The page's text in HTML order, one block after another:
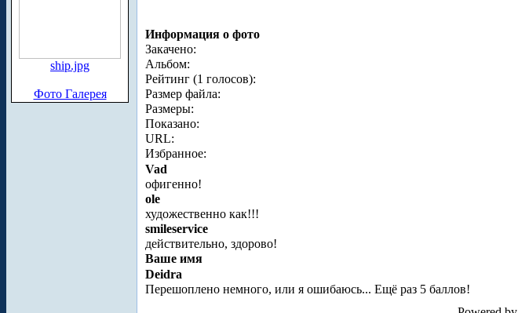
ship.jpg
Фото Галерея
Информация о фото
Закачено:
Альбом:
Рейтинг (1 голосов):
Размер файла:
Размеры:
Показано:
URL:
Избранное:
Vad
офигенно!
ole
художественно как!!!
smileservice
действительно, здорово!
Ваше имя
Deidra
Перешоплено немного, или я ошибаюсь... Ещё раз 5 баллов!